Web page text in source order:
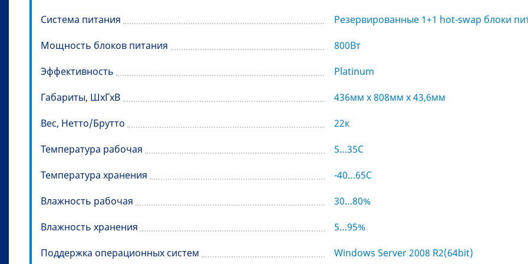
Система питания
Резервированные 1+1 hot-swap блоки
Мощность блоков питания
800Вт
Эффективность
Platinum
Габариты, ШхГхВ
436мм х 808мм х 43,6мм
Вес, Нетто/Брутто
22к
Температура рабочая
5…35С
Температура хранения
-40…65С
Влажность рабочая
30…80%
Влажность хранения
5…95%
Поддержка операционных систем
Windows Server 2008 R2(64bit)